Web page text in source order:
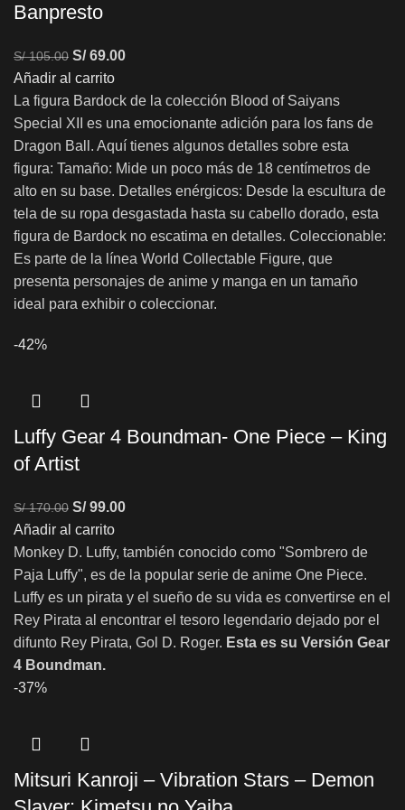
Banpresto
S/105.00 S/69.00
Añadir al carrito
La figura Bardock de la colección Blood of Saiyans
Special XII es una emocionante adición para los fans de
Dragon Ball. Aquí tienes algunos detalles sobre esta
figura: Tamaño: Mide un poco más de 18 centímetros de
alto en su base. Detalles enérgicos: Desde la escultura de
tela de su ropa desgastada hasta su cabello dorado, esta
figura de Bardock no escatima en detalles. Coleccionable:
Es parte de la línea World Collectable Figure, que
presenta personajes de anime y manga en un tamaño
ideal para exhibir o coleccionar.
-42%
Luffy Gear 4 Boundman- One Piece – King
of Artist
S/170.00 S/99.00
Añadir al carrito
Monkey D. Luffy, también conocido como "Sombrero de
Paja Luffy", es de la popular serie de anime One Piece.
Luffy es un pirata y el sueño de su vida es convertirse en el
Rey Pirata al encontrar el tesoro legendario dejado por el
difunto Rey Pirata, Gol D. Roger. Esta es su Versión Gear
4 Boundman.
-37%
Mitsuri Kanroji – Vibration Stars – Demon